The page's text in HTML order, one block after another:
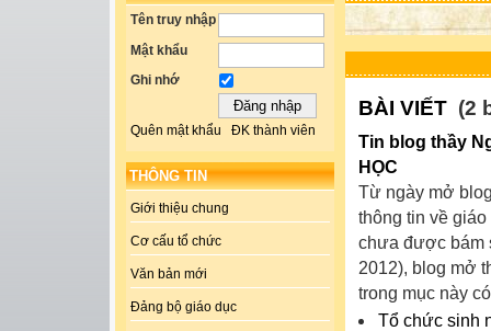
Tên truy nhập
Mật khẩu
Ghi nhớ
Quên mật khẩu ĐK thành viên
THÔNG TIN
Giới thiệu chung
Cơ cấu tổ chức
Văn bản mới
Đảng bộ giáo dục
BÀI VIẾT (2
Tin blog thầy
HỌC
Từ ngày mở
thông tin về
chưa được bám
2012), blog mở
trong mục này
Tổ chức sinh